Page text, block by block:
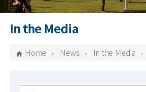
Schools
Centers & Programs
Publications
In the Media
Home News In the Media
검색